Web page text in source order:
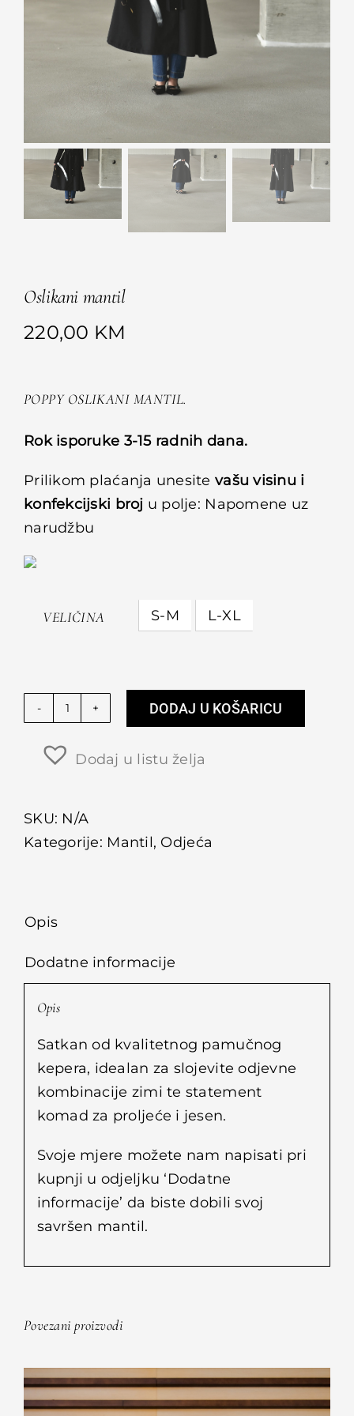
Oslikani mantil
220,00 KM
POPPY OSLIKANI MANTIL.
Rok isporuke 3-15 radnih dana.
Prilikom plaćanja unesitevašu visinu i
konfekcijski broj u polje: Napomene uz
narudžbu
VELIČINA S-M L-XL
Oslikani
količina
DODAJ U KOŠARICU
Dodaj u listu želja
SKU: N/A
Kategorije: Mantil, Odjeća
Opis
Dodatne informacije
Opis
Satkan od kvalitetnog pamučnog
kepera, idealan za slojevite odjevne
kombinacije zimi te statement
komad za proljeće i jesen.
Svoje mjere možete nam napisati pri
kupnji u odjeljku ‘Dodatne
informacije’ da biste dobili svoj
savršen mantil.
Povezani proizvodi